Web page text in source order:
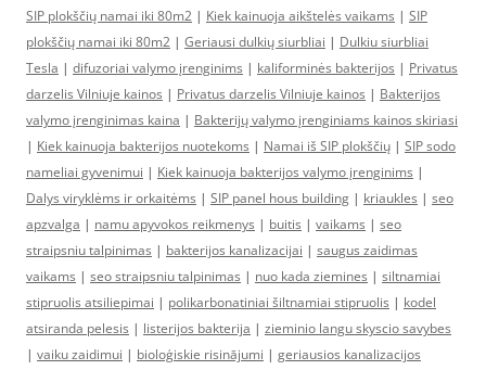
SIP plokščių namai iki 80m2 | Kiek kainuoja aikštelės vaikams | SIP
plokščių namai iki 80m2 | Geriausi dulkių siurbliai | Dulkiu siurbliai
Tesla | difuzoriai valymo įrenginims | kaliforminės bakterijos | Privatus
darzelis Vilniuje kainos | Privatus darzelis Vilniuje kainos | Bakterijos
valymo įrenginimas kaina | Bakterijų valymo įrenginiams kainos skiriasi
| Kiek kainuoja bakterijos nuotekoms | Namai iš SIP plokščių | SIP sodo
nameliai gyvenimui | Kiek kainuoja bakterijos valymo įrenginims |
Dalys viryklėms ir orkaitėms | SIP panel hous building | kriaukles | seo
apzvalga | namu apyvokos reikmenys | buitis | vaikams | seo
straipsniu talpinimas | bakterijos kanalizacijai | saugus zaidimas
vaikams | seo straipsniu talpinimas | nuo kada ziemines | siltnamiai
stipruolis atsiliepimai | polikarbonatiniai šiltnamiai stipruolis | kodel
atsiranda pelesis | listerijos bakterija | zieminio langu skyscio savybes
| vaiku zaidimui | bioloģiskie risinājumi | geriausios kanalizacijos